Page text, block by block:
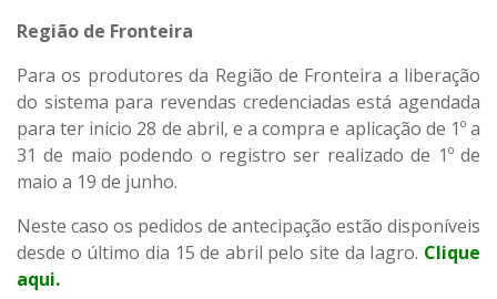
Região de Fronteira
Para os produtores da Região de Fronteira a liberação
do sistema para revendas credenciadas está agendada
para ter inicio 28 de abril, e a compra e aplicação de 1º a
31 de maio podendo o registro ser realizado de 1º de
maio a 19 de junho.
Neste caso os pedidos de antecipação estão disponíveis
desde o último dia 15 de abril pelo site da Iagro. Clique
aqui.